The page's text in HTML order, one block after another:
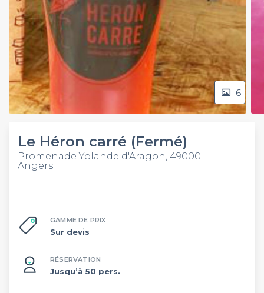
6
Le Héron carré (Fermé)
Promenade Yolande d'Aragon, 49000
Angers
GAMME DE PRIX
Sur devis
RÉSERVATION
Jusqu’à 50 pers.